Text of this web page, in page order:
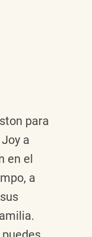
para
a
en el
a